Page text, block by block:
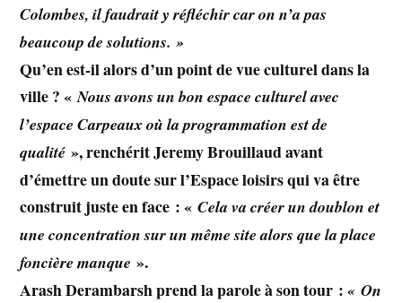
Colombes, il faudrait y réfléchir car on n’a pas
beaucoup de solutions. »
Qu’en est-il alors d’un point de vue culturel dans la
ville ? «Nous avons un bon espace culturel avec
l’espace Carpeaux où la programmation est de
qualité », renchérit Jeremy Brouillaudavant
d’émettre un doute sur l’Espace loisirs qui va être
construit juste en face : « Cela va créer un doublon et
une concentration sur un même site alors que la place
foncière manque».
Arash Derambarshprend la parole à son tour :« On